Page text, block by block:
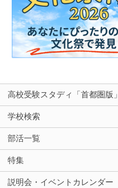
高校受験スタディ「首都圏版」
学校検索
部活一覧
特集
説明会・イベントカレンダー